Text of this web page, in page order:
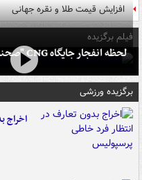
افزایش قیمت طلا و نقره جهانی
فیلم برگزیده
لحظه انفجار جایگاه CNG "صحنه" در دوربین مداربسته
برگزیده ورزشی
اخراج